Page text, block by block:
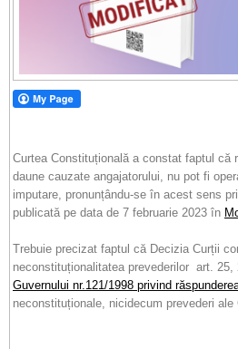
Curtea Constituțională a constat faptul că
daune cauzate angajatorului, nu pot fi
imputare, pronunțându-se în acest sens
publicată pe data de 7 februarie 2023 în
Trebuie precizat faptul că Decizia Curții
neconstituționalitatea prevederilor art. 25,
Guvernului nr.121/1998 privind
neconstituționale, nicidecum prevederi ale